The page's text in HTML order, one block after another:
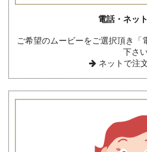
電話・ネッ
ご希望のムービーをご選択頂き
下さ
ネットで注